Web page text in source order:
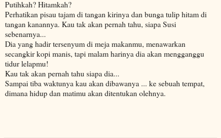
Putihkah? Hitamkah?
Perhatikan pisau tajam di tangan kirinya dan bunga tulip hitam di
tangan kanannya. Kau tak akan pernah tahu, siapa Susi
sebenarnya...
Dia yang hadir tersenyum di meja makanmu, menawarkan
secangkir kopi manis, tapi malam harinya dia akan mengganggu
tidur lelapmu!
Kau tak akan pernah tahu siapa dia...
Sampai tiba waktunya kau akan dibawanya ... ke sebuah tempat,
dimana hidup dan matimu akan ditentukan olehnya.